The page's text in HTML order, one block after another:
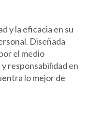
y la eficacia en su
Diseñada
el medio
responsabilidad en
lo mejor de